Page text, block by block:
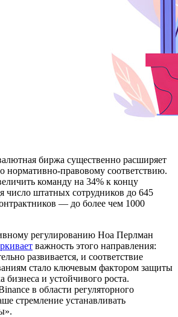
биржа существенно расширяет
нормативно-правовому соответствию.
команду на 34% к концу
число штатных сотрудников до 645
— до более чем 1000
регулированию Ноа Перлман
важность этого направления:
развивается, и соответствие
стало ключевым фактором защиты
бизнеса и устойчивого роста.
в области регуляторного
стремление устанавливать